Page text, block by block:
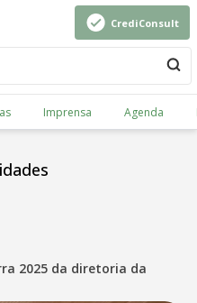
CrediConsult
Imprensa Agenda
2025 da diretoria da